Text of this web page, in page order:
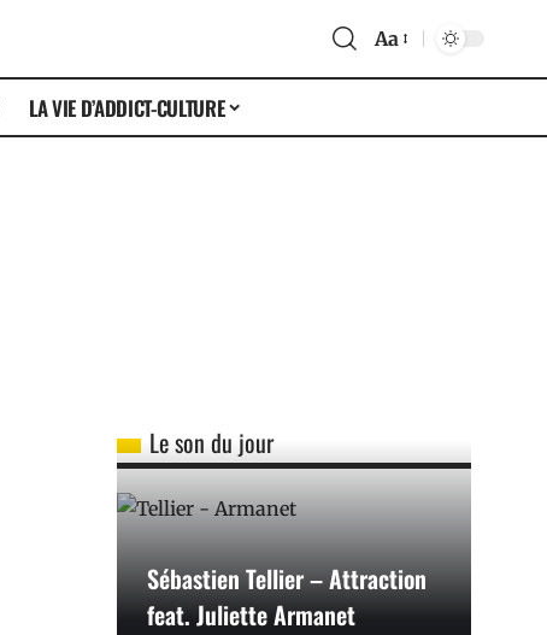
Aa
LA VIE D’ADDICT-CULTURE
Le son du jour
Sébastien Tellier – Attraction
feat. Juliette Armanet